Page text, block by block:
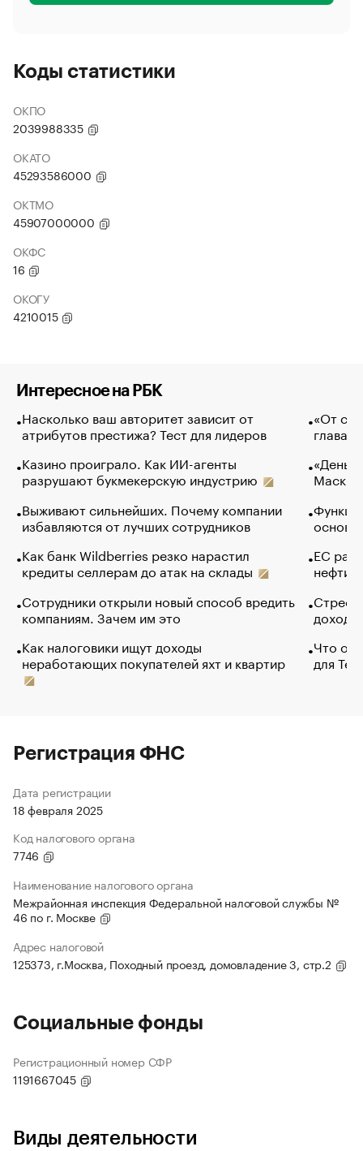
Коды статистики
ОКПО
2039988335
ОКАТО
45293586000
ОКТМО
45907000000
ОКФС
16
ОКОГУ
4210015
Интересное на РБК
Насколько ваш авторитет зависит от
атрибутов престижа? Тест для лидеров
Казино проиграло. Как ИИ-агенты
разрушают букмекерскую индустрию
Выживают сильнейших. Почему компании
избавляются от лучших сотрудников
Как банк Wildberries резко нарастил
кредиты селлерам до атак на склады
Сотрудники открыли новый способ вредить
компаниям. Зачем им это
Как налоговики ищут доходы
неработающих покупателей яхт и квартир
«От
глава
Маск в
основ
ЕС
нефти
Что
для
Регистрация ФНС
Дата регистрации
18 февраля 2025
Код налогового органа
7746
Наименование налогового органа
Межрайонная инспекция Федеральной налоговой службы №
46 по г. Москве
Адрес налоговой
125373, г.Москва, Походный проезд, домовладение 3, стр.2
Социальные фонды
Регистрационный номер СФР
1191667045
Виды деятельности